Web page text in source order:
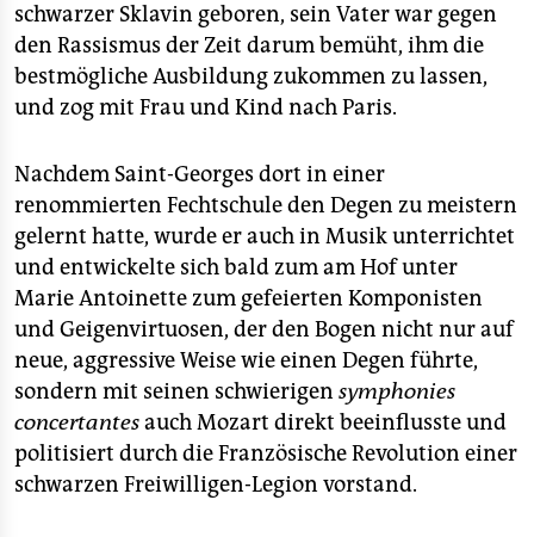
schwarzer Sklavin geboren, sein Vater war gegen
den Rassismus der Zeit darum bemüht, ihm die
bestmögliche Ausbildung zukommen zu lassen,
und zog mit Frau und Kind nach Paris.
Nachdem Saint-Georges dort in einer
renommierten Fechtschule den Degen zu meistern
gelernt hatte, wurde er auch in Musik unterrichtet
und entwickelte sich bald zum am Hof unter
Marie Antoinette zum gefeierten Komponisten
und Geigenvirtuosen, der den Bogen nicht nur auf
neue, aggressive Weise wie einen Degen führte,
sondern mit seinen schwierigen symphonies
concertantesauch Mozart direkt beeinflusste und
politisiert durch die Französische Revolution einer
schwarzen Freiwilligen-Legion vorstand.